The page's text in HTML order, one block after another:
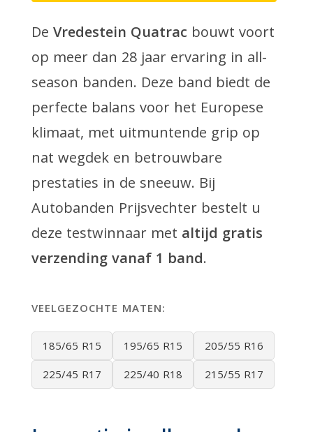
De Vredestein Quatrac bouwt voort
op meer dan 28 jaar ervaring in all-
season banden. Deze band biedt de
perfecte balans voor het Europese
klimaat, met uitmuntende grip op
nat wegdek en betrouwbare
prestaties in de sneeuw. Bij
Autobanden Prijsvechter bestelt u
deze testwinnaar met altijd gratis
verzending vanaf 1 band.
VEELGEZOCHTE MATEN:
185/65 R15 195/65 R15 205/55 R16
225/45 R17 225/40 R18 215/55 R17